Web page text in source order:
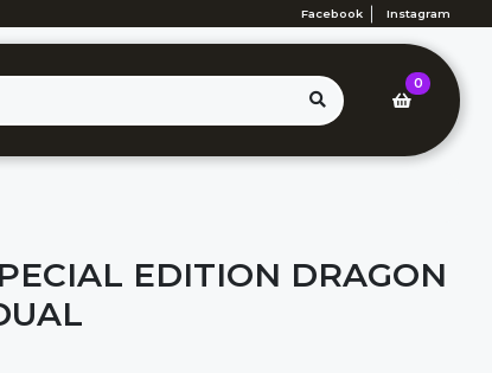
Facebook Instagram
0
EDITION DRAGON